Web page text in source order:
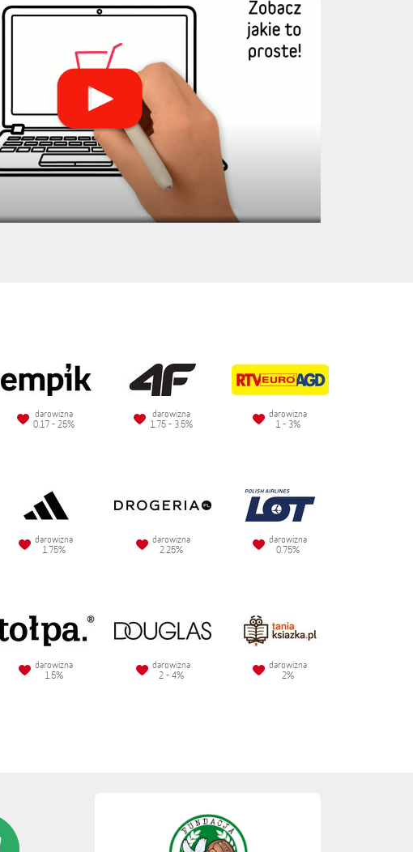
darowizna
0.17 - 25%
darowizna
1.75 - 3.5%
darowizna
1 - 3%
darowizna
1.75%
darowizna
2.25%
darowizna
0.75%
darowizna
1.5%
darowizna
2 - 4%
darowizna
2%